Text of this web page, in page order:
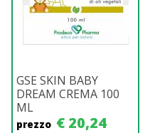
GSE SKIN BABY
DREAM CREMA 100
ML
prezzo € 20,24